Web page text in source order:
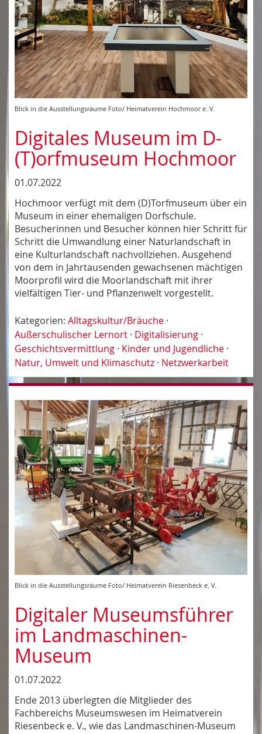
Blick in die Ausstellungsräume Foto/ Heimatverein Hochmoor e. V.
Digitales Museum im D-
(T)orfmuseum Hochmoor
01.07.2022
Hochmoor verfügt mit dem (D)Torfmuseum über ein
Museum in einer ehemaligen Dorfschule.
Besucherinnen und Besucher können hier Schritt für
Schritt die Umwandlung einer Naturlandschaft in
eine Kulturlandschaft nachvollziehen. Ausgehend
von dem in Jahrtausenden gewachsenen mächtigen
Moorprofil wird die Moorlandschaft mit ihrer
vielfältigen Tier- und Pflanzenwelt vorgestellt.
Kategorien: Alltagskultur/Bräuche ·
Außerschulischer Lernort · Digitalisierung ·
Geschichtsvermittlung · Kinder und Jugendliche ·
Natur, Umwelt und Klimaschutz · Netzwerkarbeit
Blick in die Ausstellungsräume Foto/ Heimatverein Riesenbeck e. V.
Digitaler Museumsführer
im Landmaschinen-
Museum
01.07.2022
Ende 2013 überlegten die Mitglieder des
Fachbereichs Museumswesen im Heimatverein
Riesenbeck e. V., wie das Landmaschinen-Museum